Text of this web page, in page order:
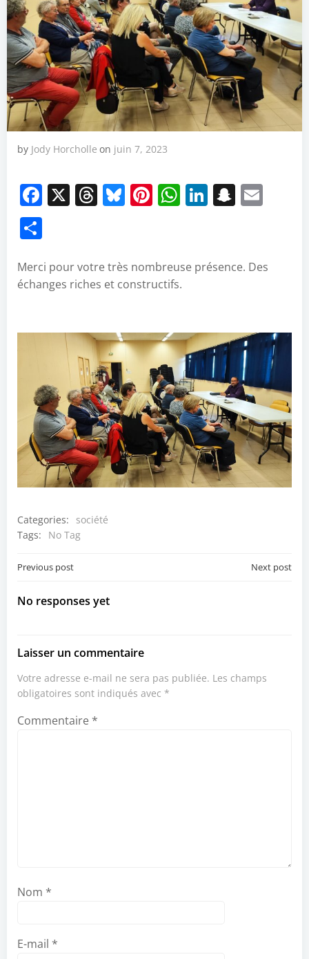
by Jody Horcholle on juin 7, 2023
Facebook
X Threads
Bluesky
Pinterest
WhatsApp
LinkedIn
Merci pour votre très nombreuse présence. Des
échanges riches et constructifs.
Categories:
société
Tags:
No Tag
Post
navigation
Previous post Next post
No responses yet
Laisser un commentaire
Votre adresse e-mail ne sera pas publiée. Les champs
obligatoires sont indiqués avec *
Commentaire *
Nom *
E-mail *